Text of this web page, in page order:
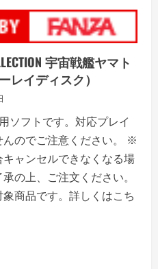
宇宙戦艦ヤマト
レイディスク）
ソフトです。対応プレイ
のでご注意ください。 ※
ャンセルできなくなる場
の上、ご注文ください。
象商品です。詳しくはこち